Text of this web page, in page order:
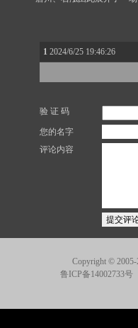
1 2024/6/25 19:46:26
验 证 码
您的名字
评论内容
Copyright © 2005-
鲁ICP备14002733号